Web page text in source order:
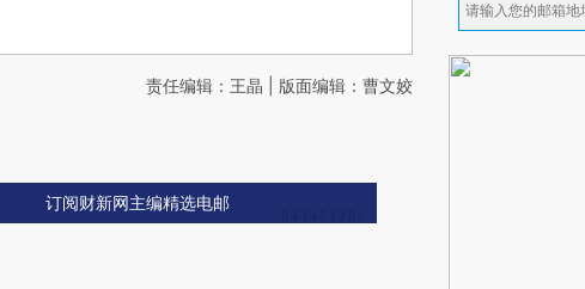
责任编辑：王晶 | 版面编辑：曹文姣
订阅财新网主编精选电邮